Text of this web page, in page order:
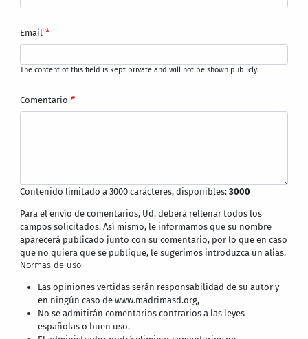
Email
The content of this field is kept private and will not be shown publicly.
Comentario
Contenido limitado a 3000 carácteres, disponibles:3000
Para el envío de comentarios, Ud. deberá rellenar todos los
campos solicitados. Así mismo, le informamos que su nombre
aparecerá publicado junto con su comentario, por lo que en caso
que no quiera que se publique, le sugerimos introduzca un alias.
Normas de uso:
Las opiniones vertidas serán responsabilidad de su autor y
en ningún caso de www.madrimasd.org,
No se admitirán comentarios contrarios a las leyes
españolas o buen uso.